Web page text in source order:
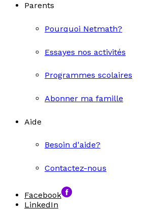
Parents
Pourquoi Netmath?
Essayes nos activités
Programmes scolaires
Abonner ma famille
Aide
Besoin d'aide?
Contactez-nous
Facebook
LinkedIn